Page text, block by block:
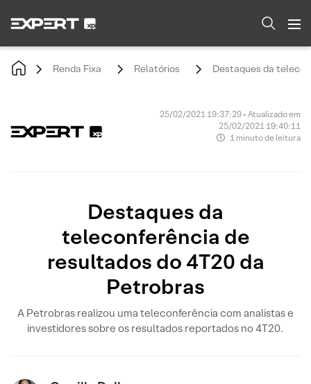
Renda Fixa Relatórios Destaques da
25/02/2021 19:37:29 • Atualizado em
25/02/2021 19:40:11
1 minuto de leitura
Destaques da
teleconferência de
resultados do 4T20 da
Petrobras
A Petrobras realizou uma teleconferência com analistas e
investidores sobre os resultados reportados no 4T20.